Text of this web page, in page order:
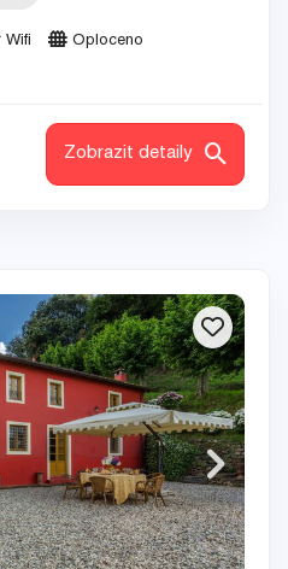
Wifi
Oploceno
Zobrazit detaily